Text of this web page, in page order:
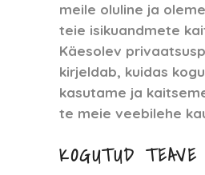
meile oluline ja
teie isikuandmete
Käesolev
kirjeldab, kuidas
kasutame ja
te meie veebilehe
KOGUTUD TEAVE